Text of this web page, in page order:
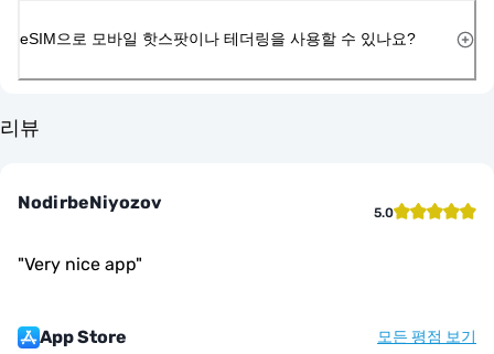
eSIM으로 모바일 핫스팟이나 테더링을 사용할 수 있나요?
리뷰
NodirbeNiyozov 5.0
"Very nice app"
App Store 모든 평점 보기